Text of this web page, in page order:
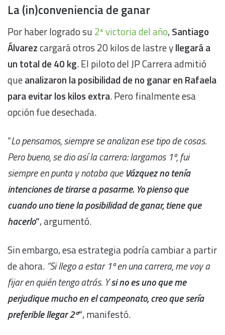
La (in)conveniencia de ganar
Por haber logrado su 2ª victoria del año, Santiago
Álvarezcargará otros 20 kilos de lastre yllegará a
un total de 40 kg. El piloto del JP Carrera admitió
queanalizaron la posibilidad de no ganar en Rafaela
para evitar los kilos extra. Pero finalmente esa
opción fue desechada.
“Lo pensamos, siempre se analizan ese tipo de cosas.
Pero bueno, se dio así la carrera: largamos 1º, fui
siempre en punta y notaba que Vázquez no tenía
intenciones de tirarse a pasarme. Yo pienso que
cuando uno tiene la posibilidad de ganar, tiene que
hacerlo”, argumentó.
Sin embargo, esa estrategia podría cambiar a partir
de ahora. “Si llego a estar 1º en una carrera, me voy a
fijar en quién tengo atrás. Ysi no es uno que me
perjudique mucho en el campeonato, creo que sería
preferible llegar 2º”, manifestó.